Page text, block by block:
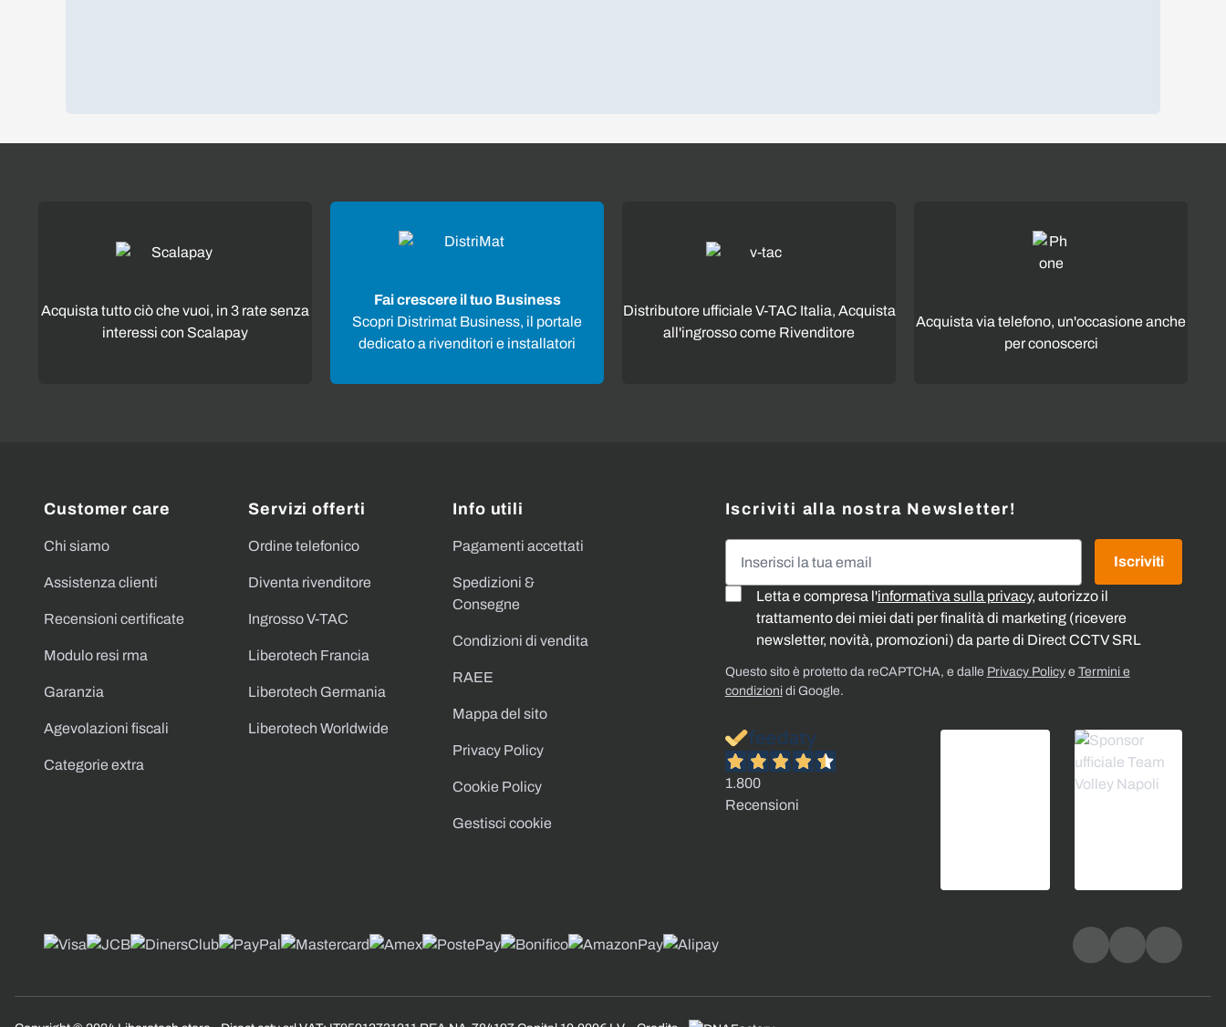
Acquista tutto ciò che vuoi, in 3 rate senza
interessi con Scalapay
Fai crescere il tuo Business
Scopri Distrimat Business, il portale
dedicato a rivenditori e installatori
Distributore ufficiale V-TAC Italia, Acquista
all'ingrosso come Rivenditore
Acquista via telefono, un'occasione anche
per conoscerci
Customer care
Chi siamo
Assistenza clienti
Recensioni certificate
Modulo resi rma
Garanzia
Agevolazioni fiscali
Categorie extra
Servizi offerti
Ordine telefonico
Diventa rivenditore
Ingrosso V-TAC
Liberotech Francia
Liberotech Germania
Liberotech Worldwide
Info utili
Pagamenti accettati
Spedizioni &
Consegne
Condizioni di vendita
RAEE
Mappa del sito
Privacy Policy
Cookie Policy
Gestisci cookie
Iscriviti alla nostra Newsletter!
Letta e compresa l'informativa sulla privacy, autorizzo il
trattamento dei miei dati per finalità di marketing (ricevere
newsletter, novità, promozioni) da parte di Direct CCTV SRL
Iscriviti
Questo sito è protetto da reCAPTCHA, e dalle Privacy Policye Termini e
condizionidi Google.
1.800
Recensioni